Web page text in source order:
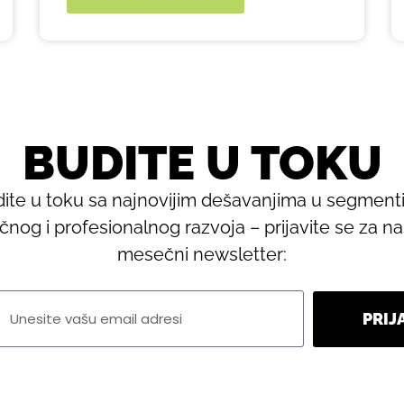
BUDITE U TOKU
u toku sa najnovijim dešavanjima u
i profesionalnog razvoja – prijavite se za
mesečni newsletter: